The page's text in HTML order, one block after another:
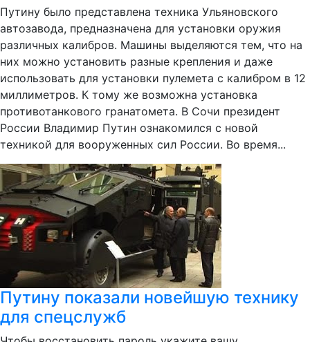
Путину было представлена техника Ульяновского
автозавода, предназначена для установки оружия
различных калибров. Машины выделяются тем, что на
них можно установить разные крепления и даже
использовать для установки пулемета с калибром в 12
миллиметров. К тому же возможна установка
противотанкового гранатомета. В Сочи президент
России Владимир Путин ознакомился с новой
техникой для вооруженных сил России. Во время...
Путину показали новейшую технику
для спецслужб